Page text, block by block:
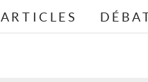
ARTICLES